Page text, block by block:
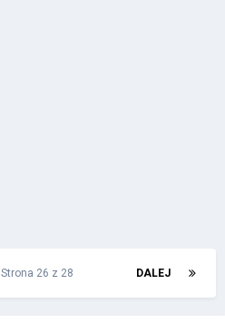
DALEJ
Strona 26 z 28